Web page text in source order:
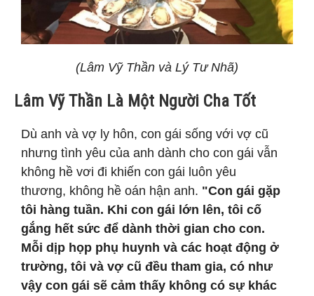
(Lâm Vỹ Thần và Lý Tư Nhã)
Lâm Vỹ Thần Là Một Người Cha Tốt
Dù anh và vợ ly hôn, con gái sống với vợ cũ
nhưng tình yêu của anh dành cho con gái vẫn
không hề vơi đi khiến con gái luôn yêu
thương, không hề oán hận anh. "Con gái gặp
tôi hàng tuần. Khi con gái lớn lên, tôi cố
gắng hết sức để dành thời gian cho con.
Mỗi dịp họp phụ huynh và các hoạt động ở
trường, tôi và vợ cũ đều tham gia, có như
vậy con gái sẽ cảm thấy không có sự khác